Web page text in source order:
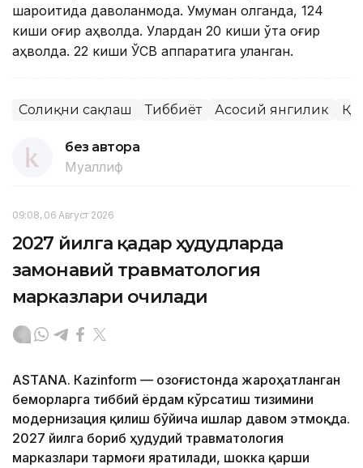
шароитида даволанмоқда. Умуман олганда, 124
киши оғир аҳволда. Улардан 20 киши ўта оғир
аҳволда. 22 киши ЎСВ аппаратига уланган.
Соғлиқни сақлаш Тиббиёт Асосий янгилик ҚР
без автора
Муаллиф
09:08, 06 Август 2026
2027 йилга қадар ҳудудларда
замонавий травматология
марказлари очилади
ASTANА. Кazinform — Қозоғистонда жароҳатланган
беморларга тиббий ёрдам кўрсатиш тизимини
модернизация қилиш бўйича ишлар давом этмоқда.
2027 йилга бориб ҳудудий травматология
марказлари тармоғи яратилади, шокка қарши